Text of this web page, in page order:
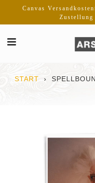
Inhalt
Canvas
Zustellung
START ›